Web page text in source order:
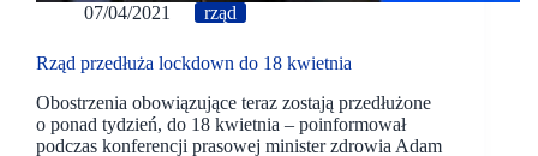
07/04/2021 rząd
Rząd przedłuża lockdown do 18 kwietnia
Obostrzenia obowiązujące teraz zostają przedłużone
o ponad tydzień, do 18 kwietnia – poinformował
podczas konferencji prasowej minister zdrowia Adam